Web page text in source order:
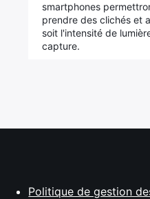
smartphones
prendre des clichés et
soit l'intensité de
capture.
Politique de gestion